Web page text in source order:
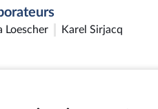
Loescher Karel Sirjacq